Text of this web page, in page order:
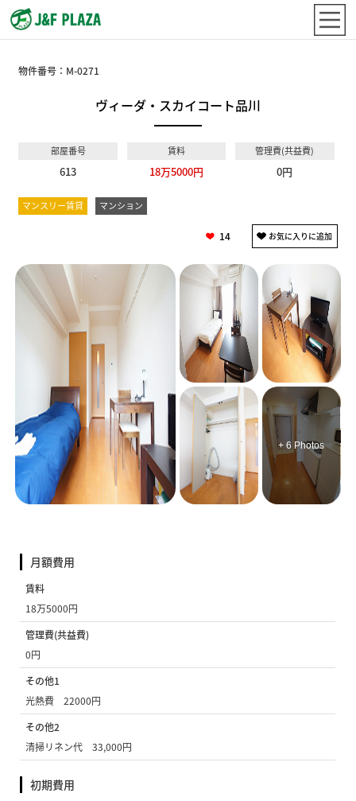
物件番号： M-0271
ヴィーダ・スカイコート品川
部屋番号
613
賃料
18万5000円
管理費(共益費)
0円
マンスリー賃貸 マンション
14
+ 6 Photos
月額費用
賃料
18万5000円
管理費(共益費)
0円
その他1
光熱費 22000円
その他2
清掃リネン代 33,000円
初期費用